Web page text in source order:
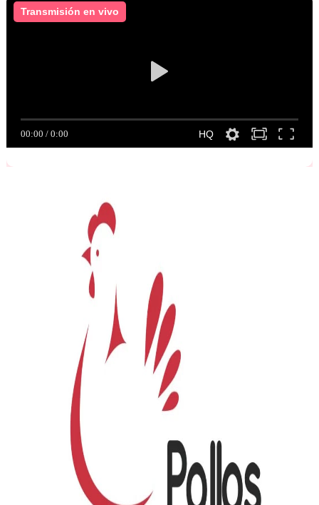
Transmisión en vivo